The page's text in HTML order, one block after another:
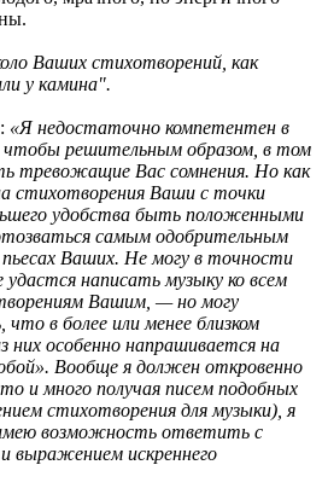
Ваших стихотворений, как
у камина".
«Я недостаточно компетентен в
решительным образом, в том
тревожащие Вас сомнения. Но как
стихотворения Ваши с точки
удобства быть положенными
самым одобрительным
Ваших. Не могу в точности
удастся написать музыку ко всем
Вашим, — но могу
в более или менее близком
них особенно напрашивается на
Вообще я должен откровенно
и много получая писем подобных
стихотворения для музыки), я
возможность ответить с
выражением искреннего